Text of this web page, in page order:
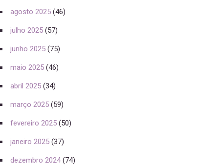
agosto 2025 (46)
julho 2025 (57)
junho 2025 (75)
maio 2025 (46)
abril 2025 (34)
março 2025 (59)
fevereiro 2025 (50)
janeiro 2025 (37)
dezembro 2024(74)